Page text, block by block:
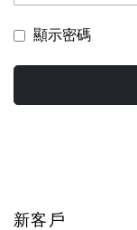
顯示密碼
新客戶